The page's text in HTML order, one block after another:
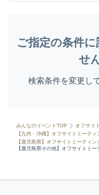
ご指定の条件
せ
検索条件を変更し
みんなのイベントTOP
オフサイ
【九州・沖縄】オフサイトミーテ
【鹿児島県】オフサイトミーティ
【鹿児島県その他】オフサイトミ